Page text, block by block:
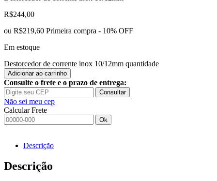
R$244,00
ou R$219,60 Primeira compra - 10% OFF
Em estoque
Destorcedor de corrente inox 10/12mm quantidade
Adicionar ao carrinho
Consulte o frete e o prazo de entrega:
Consultar
Não sei meu cep
Calcular Frete
Ok
Descrição
Descrição